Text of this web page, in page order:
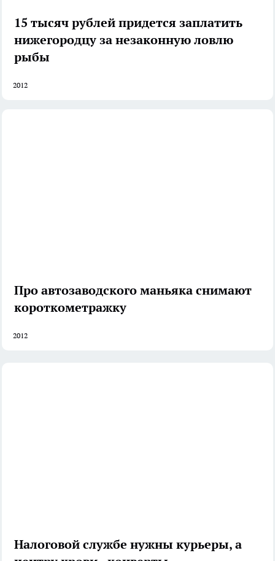
15 тысяч рублей придется заплатить
нижегородцу за незаконную ловлю
рыбы
2012
Про автозаводского маньяка снимают
короткометражку
2012
Налоговой службе нужны курьеры, а